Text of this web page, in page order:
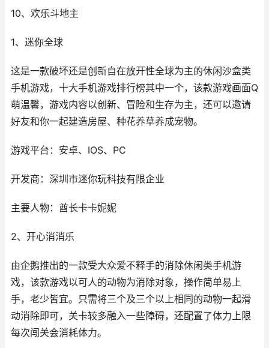
10、欢乐斗地主
1、迷你全球
这是一款破坏还是创新自在放开性全球为主的休闲沙盒类
手机游戏，十大手机游戏排行榜其中一个，该款游戏画面Q
萌温馨，游戏内容以创新、冒险和生存为主，还可以邀请
好友和你一起建造房屋、种花养草养成宠物。
游戏平台：安卓、IOS、PC
开发商：深圳市迷你玩科技有限企业
主要人物：酋长卡卡妮妮
2、开心消消乐
由企鹅推出的一款受大众爱不释手的消除休闲类手机游
戏，该款游戏以可人的动物为消除对象，操作简单易上
手，老少皆宜。只需将三个及三个以上相同的动物一起滑
动消除即可，关卡较多融入一些障碍，还配置了体力上限
每次闯关会消耗体力。